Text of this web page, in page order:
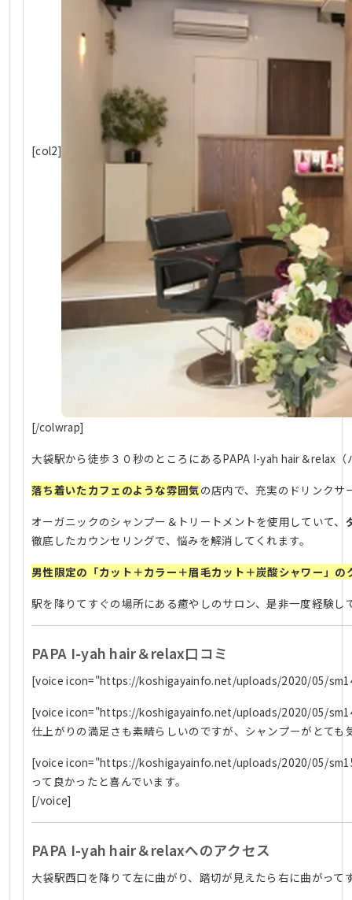
[col2]
[/colwrap]
大袋駅から徒歩３０秒のところにあるPAPA I-yah hair＆relax
落ち着いたカフェのような雰囲気の店内で、充実のドリンクサ
オーガニックのシャンプー＆トリートメントを使用していて、
徹底したカウンセリングで、悩みを解消してくれます。
男性限定の「カット＋カラー＋眉毛カット＋炭酸シャワー」の
駅を降りてすぐの場所にある癒やしのサロン、是非一度経験し
PAPA I-yah hair＆relax口コミ
[voice icon="https://koshigayainfo.net/uploads/2020/05/
[voice icon="https://koshigayainfo.net/uploads/2020/05/
仕上がりの満足さも素晴らしいのですが、シャンプーがとて
[voice icon="https://koshigayainfo.net/uploads/2020/05/
って良かったと喜んでいます。
[/voice]
PAPA I-yah hair＆relaxへのアクセス
大袋駅西口を降りて左に曲がり、踏切が見えたら右に曲がっ